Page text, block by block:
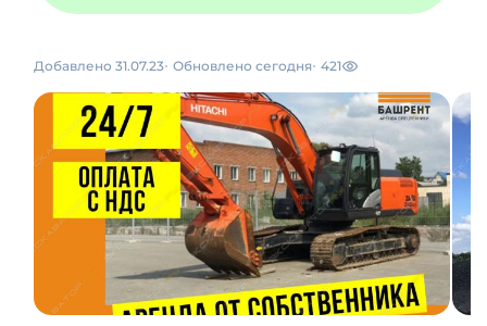
Добавлено 31.07.23 Обновлено сегодня 421